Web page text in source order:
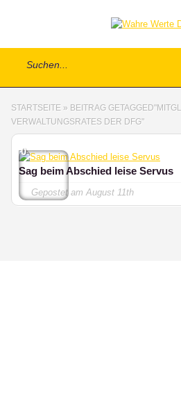
STARTSEITE » BEITRAG GETAGGED"
VERWALTUNGSRATES DER DFG"
0
Sag beim Abschied leise Servus
Gepostet amAugust 11th